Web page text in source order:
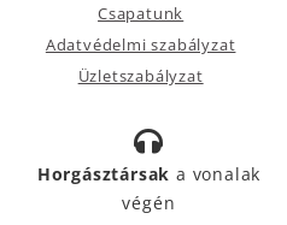
Csapatunk
Adatvédelmi szabályzat
Üzletszabályzat
Horgásztársak a vonalak
végén